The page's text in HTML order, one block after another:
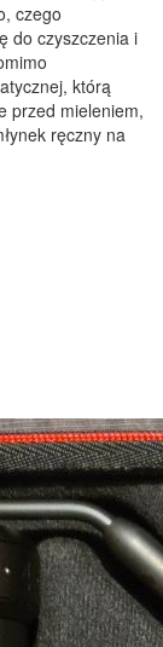
czego
do czyszczenia i
którą
przed mieleniem,
ręczny na